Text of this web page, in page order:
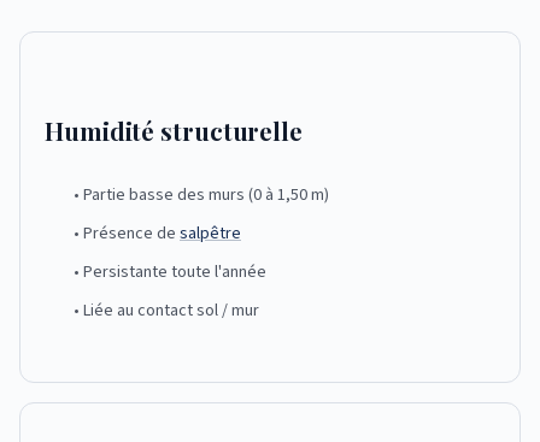
Humidité structurelle
• Partie basse des murs (0 à 1,50 m)
• Présence de salpêtre
• Persistante toute l'année
• Liée au contact sol / mur